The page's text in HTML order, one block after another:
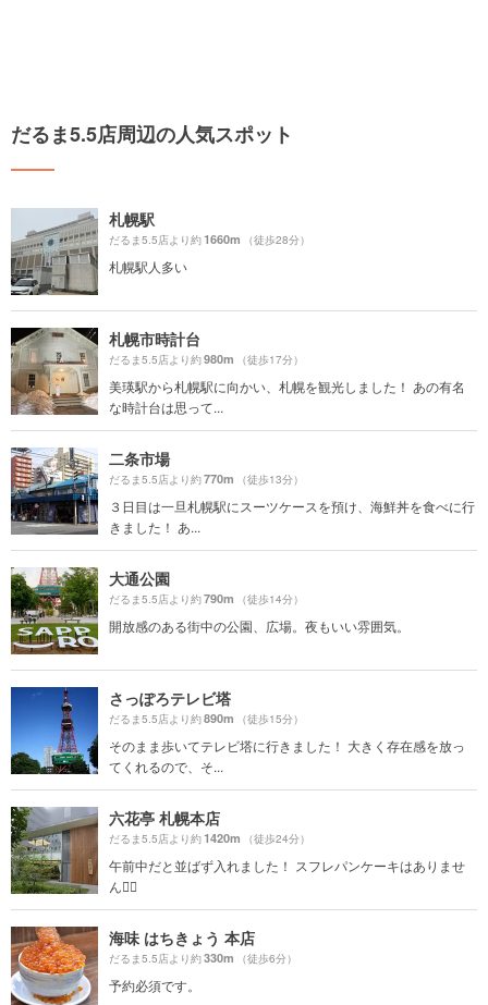
だるま5.5店周辺の人気スポット
札幌駅
だるま5.5店より約1660m （徒歩28分）
札幌駅人多い
札幌市時計台
だるま5.5店より約980m （徒歩17分）
美瑛駅から札幌駅に向かい、札幌を観光しました！ あの有名
な時計台は思って...
二条市場
だるま5.5店より約770m （徒歩13分）
３日目は一旦札幌駅にスーツケースを預け、海鮮丼を食べに行
きました！ あ...
大通公園
だるま5.5店より約790m （徒歩14分）
開放感のある街中の公園、広場。夜もいい雰囲気。
さっぽろテレビ塔
だるま5.5店より約890m （徒歩15分）
そのまま歩いてテレビ塔に行きました！ 大きく存在感を放っ
てくれるので、そ...
六花亭 札幌本店
だるま5.5店より約1420m （徒歩24分）
午前中だと並ばず入れました！ スフレパンケーキはありませ
ん🙅‍♀️
海味 はちきょう 本店
だるま5.5店より約330m （徒歩6分）
予約必須です。